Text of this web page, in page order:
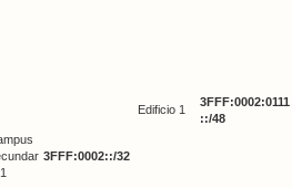
3FFF:0002::/32
Edificio 1
3FFF:0002:0111
::/48